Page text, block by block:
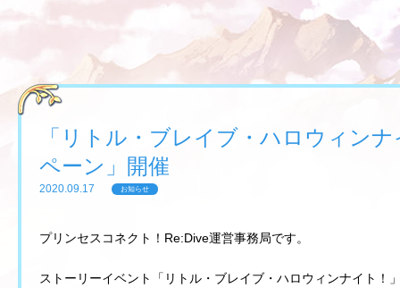
「リトル・ブレイブ・ハロウィン
ペーン」開催
2020.09.17 お知らせ
プリンセスコネクト！Re:Dive運営事務局です。
ストーリーイベント「リトル・ブレイブ・ハロウィンナイト！